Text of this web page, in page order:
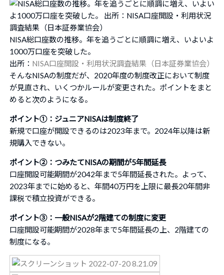
NISA総口座数の推移。年を追うごとに順調に増え、いよいよ
1000万口座を突破した。
出所： NISA口座開設・利用状況調査結果（日本証券業協会）
そんなNISAの制度だが、2020年度の制度改正において制度
が見直され、いくつかルールが変更された。ポイントをまと
めると次のようになる。
ポイント①：ジュニアNISAは制度終了
新規で口座が開設できるのは2023年まで。2024年以降は新
規購入できない。
ポイント②：つみたてNISAの期間が5年間延長
口座開設可能期間が2042年まで5年間延長された。よって、
2023年までに始めると、年間40万円を上限に最長20年間非
課税で積立投資ができる。
ポイント③：一般NISAが2階建ての制度に変更
口座開設可能期間が2028年まで5年間延長の上、2階建ての
制度になる。